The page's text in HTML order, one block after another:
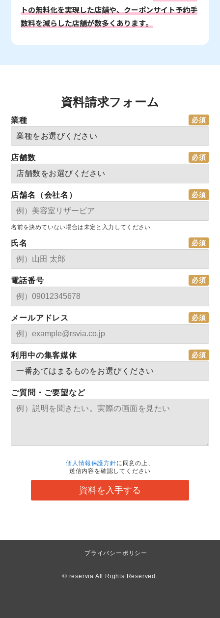
トの無料化を実現した店舗や、クーポンサイト予約手
数料を減らした店舗が数多くあります。
資料請求フォーム
業種
店舗数
店舗名（会社名）
名前を決めていない場合は未定と入力してください
氏名
電話番号
メールアドレス
利用中の集客媒体
ご質問・ご要望など
個人情報保護方針に同意の上、
送信内容を確認してください
資料を入手する
プライバシーポリシー
© reservia All Rights Reserved.